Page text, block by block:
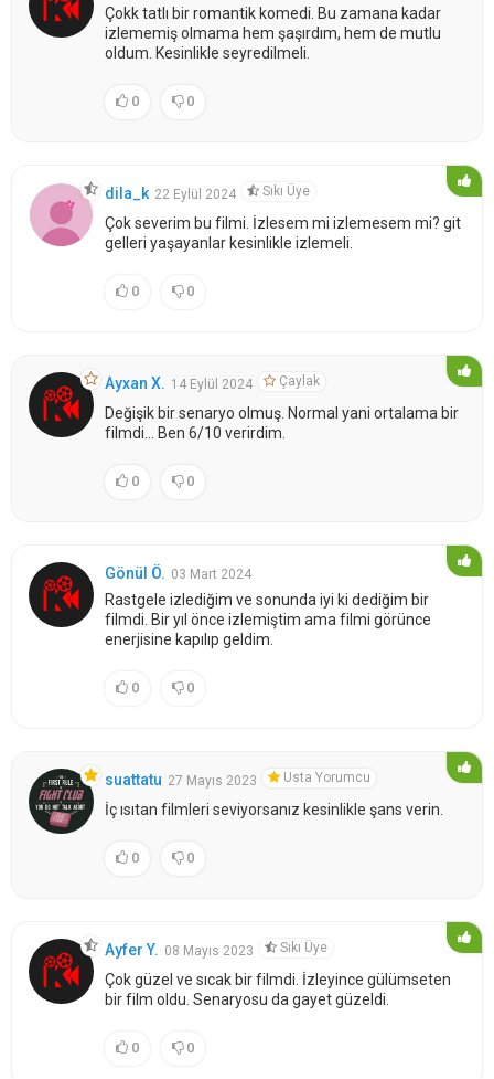
Çokk tatlı bir romantik komedi. Bu zamana kadar
izlememiş olmama hem şaşırdım, hem de mutlu
oldum. Kesinlikle seyredilmeli.
0 0
dila_k 22 Eylül 2024 Sıkı Üye
Çok severim bu filmi. İzlesem mi izlemesem mi? git
gelleri yaşayanlar kesinlikle izlemeli.
0 0
Ayxan X. 14 Eylül 2024 Çaylak
Değişik bir senaryo olmuş. Normal yani ortalama bir
filmdi... Ben 6/10 verirdim.
0 0
Gönül Ö. 03 Mart 2024
Rastgele izlediğim ve sonunda iyi ki dediğim bir
filmdi. Bir yıl önce izlemiştim ama filmi görünce
enerjisine kapılıp geldim.
0 0
suattatu 27 Mayıs 2023 Usta Yorumcu
İç ısıtan filmleri seviyorsanız kesinlikle şans verin.
0 0
Ayfer Y. 08 Mayıs 2023 Sıkı Üye
Çok güzel ve sıcak bir filmdi. İzleyince gülümseten
bir film oldu. Senaryosu da gayet güzeldi.
0 0